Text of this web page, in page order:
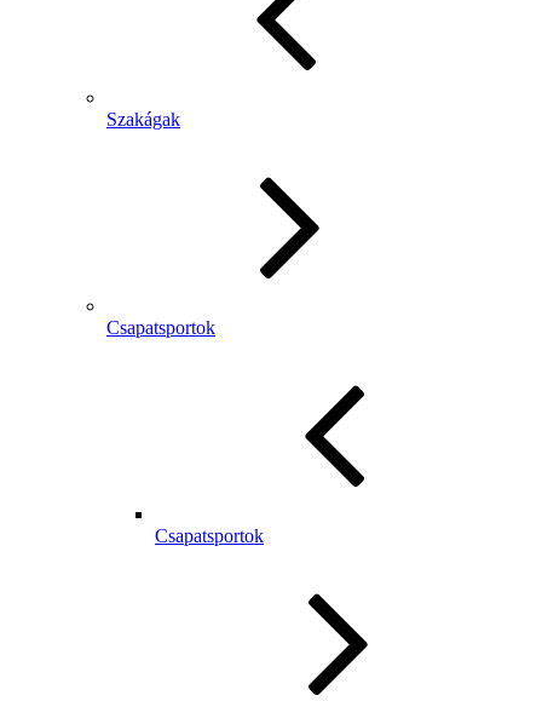
Szakágak
Csapatsportok
Csapatsportok